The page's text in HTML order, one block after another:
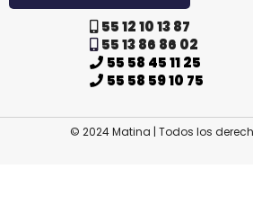
55 12 10 13 87
55 13 86 86 02
55 58 45 11 25
55 58 59 10 75
© 2024 Matina | Todos los